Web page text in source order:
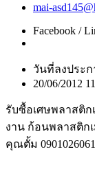
mai-
Facebook /
วันที่ลงประก
20/06/2012
รับซื้อเศษพลาสติก
งาน ก้อนพลาสติก
คุณตั้ม 0901026061